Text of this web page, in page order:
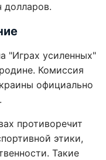
долларов.
"Играх усиленных"
Комиссия
официально
противоречит
этики,
Такие